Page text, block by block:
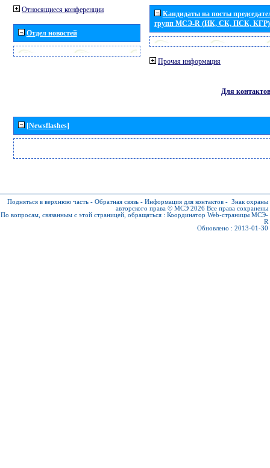
Относящиеся конференции
Отдел новостей
Кандидаты на посты
групп МСЭ-R (ИК, СК, ПСК, КГР)
Прочая информация
Для контактов
[Newsflashes]
Подняться в верхнюю часть - Обратная связь - Информация для контактов - Знак охраны
авторского права © МСЭ 2026 Все права сохранены
По вопросам, связанным с этой страницей, обращаться : Координатор Web-страницы МСЭ-
R
Обновлено : 2013-01-30